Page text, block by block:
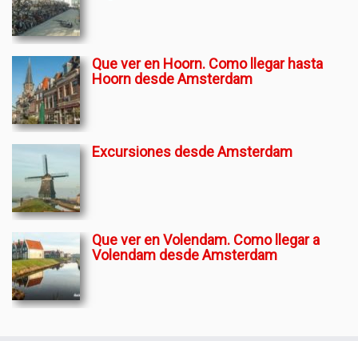
Que ver en Hoorn. Como llegar hasta
Hoorn desde Amsterdam
Excursiones desde Amsterdam
Que ver en Volendam. Como llegar a
Volendam desde Amsterdam